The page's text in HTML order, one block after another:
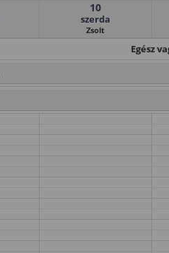
10
szerda
Zsolt
Egész